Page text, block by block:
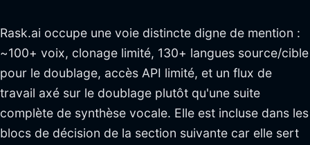
Rask.ai occupe une voie distincte digne de mention :
~100+ voix, clonage limité, 130+ langues source/cible
pour le doublage, accès API limité, et un flux de
travail axé sur le doublage plutôt qu'une suite
complète de synthèse vocale. Elle est incluse dans les
blocs de décision de la section suivante car elle sert